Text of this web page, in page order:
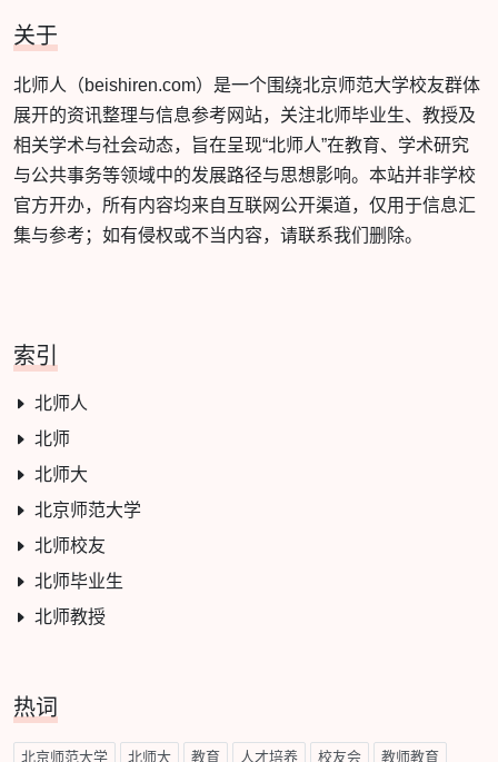
关于
北师人（beishiren.com）是一个围绕北京师范大学校友群体
展开的资讯整理与信息参考网站，关注北师毕业生、教授及
相关学术与社会动态，旨在呈现“北师人”在教育、学术研究
与公共事务等领域中的发展路径与思想影响。本站并非学校
官方开办，所有内容均来自互联网公开渠道，仅用于信息汇
集与参考；如有侵权或不当内容，请联系我们删除。
索引
北师人
北师
北师大
北京师范大学
北师校友
北师毕业生
北师教授
热词
北京师范大学 北师大 教育 人才培养 校友会 教师教育